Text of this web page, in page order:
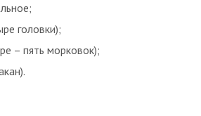
головки);
– пять морковок);